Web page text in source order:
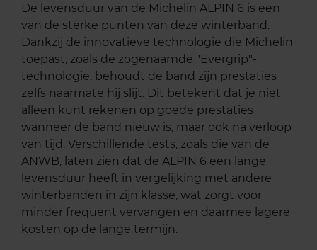
De levensduur van de Michelin ALPIN 6 is een
van de sterke punten van deze winterband.
Dankzij de innovatieve technologie die Michelin
toepast, zoals de zogenaamde "Evergrip"-
technologie, behoudt de band zijn prestaties
zelfs naarmate hij slijt. Dit betekent dat je niet
alleen kunt rekenen op goede prestaties
wanneer de band nieuw is, maar ook na verloop
van tijd. Verschillende tests, zoals die van de
ANWB, laten zien dat de ALPIN 6 een lange
levensduur heeft in vergelijking met andere
winterbanden in zijn klasse, wat zorgt voor
minder frequent vervangen en daarmee lagere
kosten op de lange termijn.